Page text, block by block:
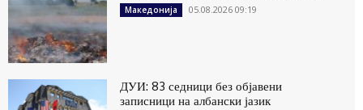
Македонија 05.08.2026 09:19
ДУИ: 83 седници без објавени
записници на албански јазик